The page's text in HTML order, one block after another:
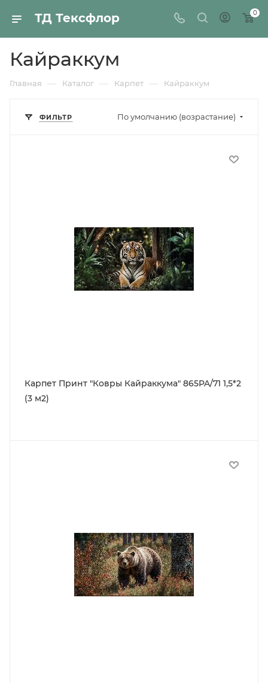
ТД Тексфлор 0
Кайраккум
Главная — Каталог — Карпет — Кайраккум
ФИЛЬТР По умолчанию (возрастание)
Карпет Принт "Ковры Кайраккума" 865PA/71 1,5*2
(3 м2)